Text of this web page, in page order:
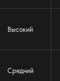
Высокий
Средний